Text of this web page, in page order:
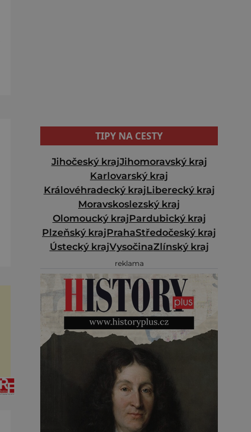
TIPY NA CESTY
Jihočeský krajJihomoravský kraj
Karlovarský kraj
Královéhradecký krajLiberecký kraj
Moravskoslezský kraj
Olomoucký krajPardubický kraj
Plzeňský krajPrahaStředočeský kraj
Ústecký krajVysočinaZlínský kraj
reklama